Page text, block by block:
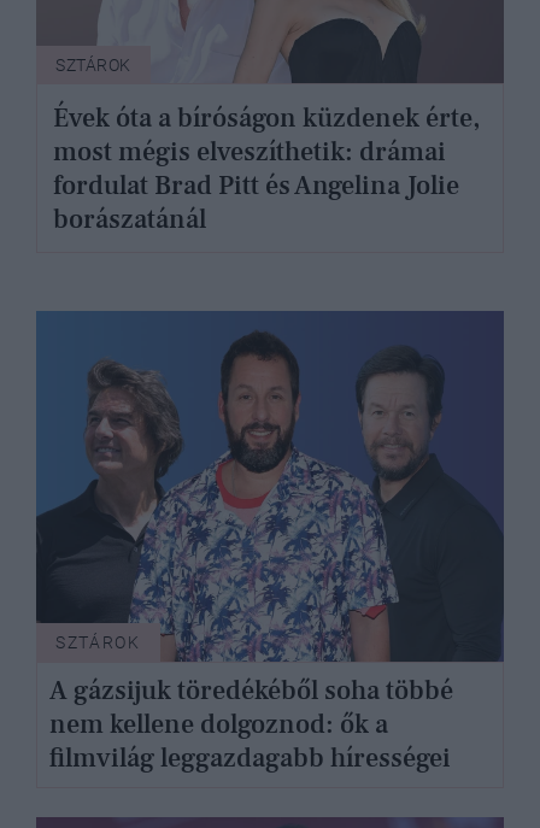
SZTÁROK
Évek óta a bíróságon küzdenek érte,
most mégis elveszíthetik: drámai
fordulat Brad Pitt és Angelina Jolie
borászatánál
SZTÁROK
A gázsijuk töredékéből soha többé
nem kellene dolgoznod: ők a
filmvilág leggazdagabb hírességei